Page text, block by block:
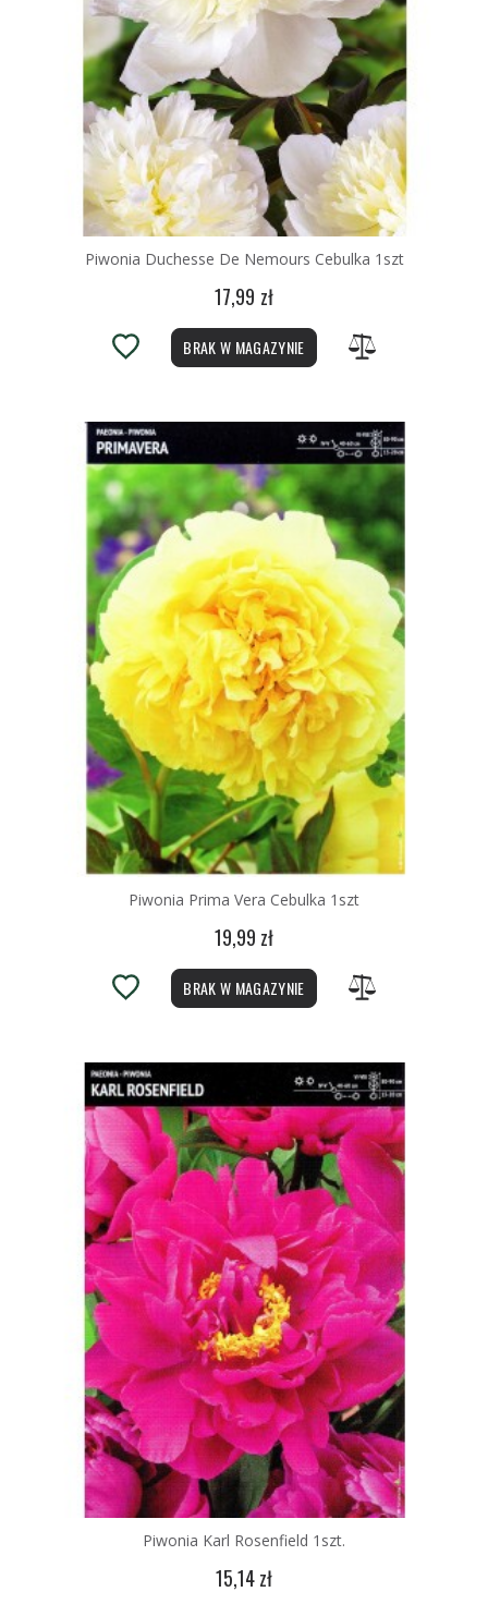
Piwonia Duchesse De Nemours Cebulka 1szt
17,99 zł
BRAK W MAGAZYNIE
Piwonia Prima Vera Cebulka 1szt
19,99 zł
BRAK W MAGAZYNIE
Piwonia Karl Rosenfield 1szt.
15,14 zł